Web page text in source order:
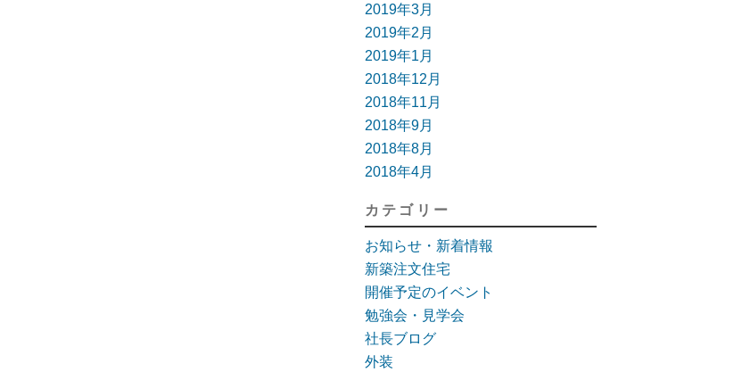
2019年3月
2019年2月
2019年1月
2018年12月
2018年11月
2018年9月
2018年8月
2018年4月
カテゴリー
お知らせ・新着情報
新築注文住宅
開催予定のイベント
勉強会・見学会
社長ブログ
外装